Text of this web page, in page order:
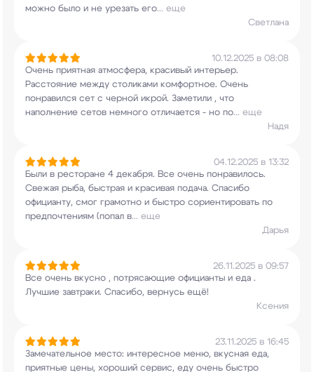
можно было и не урезать его... еще
Светлана
10.12.2025 в 08:08
Очень приятная атмосфера, красивый интерьер.
Расстояние между столиками комфортное. Очень
понравился сет с черной икрой. Заметили , что
наполнение сетов немного отличается - но по... еще
Надя
04.12.2025 в 13:32
Были в ресторане 4 декабря. Все очень понравилось.
Свежая рыба, быстрая и красивая подача. Спасибо
официанту, смог грамотно и быстро сориентировать по
предпочтениям (попал в... еще
Дарья
26.11.2025 в 09:57
Все очень вкусно , потрясающие официанты и еда .
Лучшие завтраки. Спасибо, вернусь ещё!
Ксения
23.11.2025 в 16:45
Замечательное место: интересное меню, вкусная еда,
приятные цены, хороший сервис, еду очень быстро